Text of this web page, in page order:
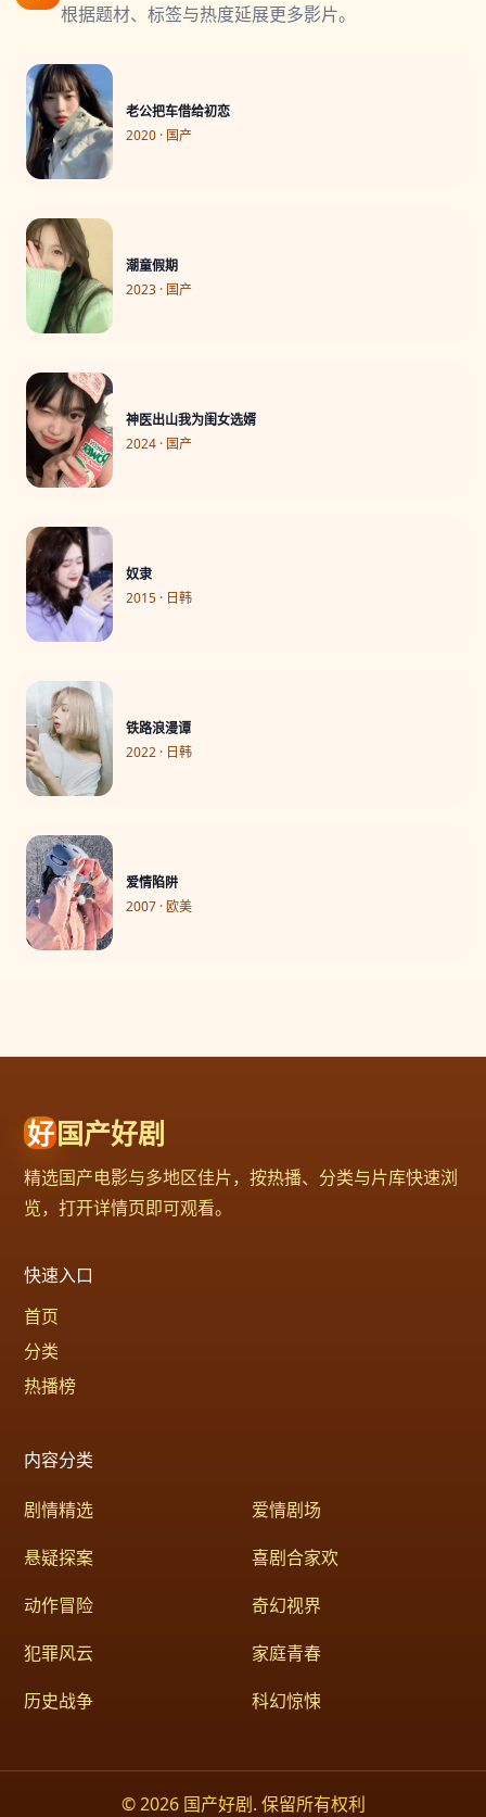
根据题材、标签与热度延展更多影片。
老公把车借给初恋
2020 · 国产
潮童假期
2023 · 国产
神医出山我为闺女选婿
2024 · 国产
奴隶
2015 · 日韩
铁路浪漫谭
2022 · 日韩
爱情陷阱
2007 · 欧美
好国产好剧
精选国产电影与多地区佳片，按热播、分类与片库快速浏
览，打开详情页即可观看。
快速入口
首页
分类
热播榜
内容分类
剧情精选
爱情剧场
悬疑探案
喜剧合家欢
动作冒险
奇幻视界
犯罪风云
家庭青春
历史战争
科幻惊悚
© 2026 国产好剧. 保留所有权利